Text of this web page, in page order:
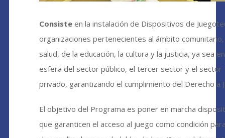
Consiste en la instalación de Dispositivos de
organizaciones pertenecientes al ámbito
salud, de la educación, la cultura y la justicia, ya sea
esfera del sector público, el tercer sector y el sector
privado, garantizando el cumplimiento del Derecho a
El objetivo del Programa es poner en marcha
que garanticen el acceso al juego como condición